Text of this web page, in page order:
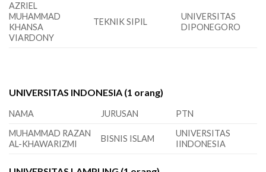
AZRIEL
MUHAMMAD
KHANSA
VIARDONY
TEKNIK SIPIL
UNIVERSITAS
DIPONEGORO
UNIVERSITAS INDONESIA (1 orang)
NAMA JURUSAN
PTN
MUHAMMAD RAZAN
AL-KHAWARIZMI
BISNIS ISLAM
UNIVERSITAS
IINDONESIA